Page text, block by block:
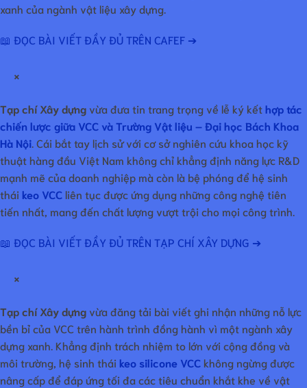
xanh của ngành vật liệu xây dựng.
📖 ĐỌC BÀI VIẾT ĐẦY ĐỦ TRÊN CAFEF ➔
×
Tạp chí Xây dựngvừa đưa tin trang trọng về lễ ký kếthợp tác
chiến lược giữa VCC và Trường Vật liệu – Đại học Bách Khoa
Hà Nội . Cái bắt tay lịch sử với cơ sở nghiên cứu khoa học kỹ
thuật hàng đầu Việt Nam không chỉ khẳng định năng lực R&D
mạnh mẽ của doanh nghiệp mà còn là bệ phóng để hệ sinh
thái keo VCC liên tục được ứng dụng những công nghệ tiên
tiến nhất, mang đến chất lượng vượt trội cho mọi công trình.
📖 ĐỌC BÀI VIẾT ĐẦY ĐỦ TRÊN TẠP CHÍ XÂY DỰNG ➔
×
Tạp chí Xây dựngvừa đăng tải bài viết ghi nhận những nỗ lực
bền bỉ của VCC trên hành trình đồng hành vì một ngành xây
dựng xanh. Khẳng định trách nhiệm to lớn với cộng đồng và
môi trường, hệ sinh thái keo silicone VCC không ngừng được
nâng cấp để đáp ứng tối đa các tiêu chuẩn khắt khe về vật